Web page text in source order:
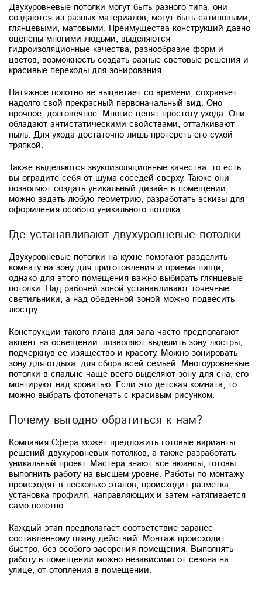
Двухуровневые потолки могут быть разного типа, они
создаются из разных материалов, могут быть сатиновыми,
глянцевыми, матовыми. Преимущества конструкций давно
оценены многими людьми, выделяются
гидроизоляционные качества, разнообразие форм и
цветов, возможность создать разные световые решения и
красивые переходы для зонирования.
Натяжное полотно не выцветает со времени, сохраняет
надолго свой прекрасный первоначальный вид. Оно
прочное, долговечное. Многие ценят простоту ухода. Они
обладают антистатическими свойствами, отталкивают
пыль. Для ухода достаточно лишь протереть его сухой
тряпкой.
Также выделяются звукоизоляционные качества, то есть
вы оградите себя от шума соседей сверху. Также они
позволяют создать уникальный дизайн в помещении,
можно задать любую геометрию, разработать эскизы для
оформления особого уникального потолка.
Где устанавливают двухуровневые потолки
Двухуровневые потолки на кухне помогают разделить
комнату на зону для приготовления и приема пищи,
однако для этого помещения важно выбирать глянцевые
потолки. Над рабочей зоной устанавливают точечные
светильники, а над обеденной зоной можно подвесить
люстру.
Конструкции такого плана для зала часто предполагают
акцент на освещении, позволяют выделить зону люстры,
подчеркнув ее изящество и красоту. Можно зонировать
зону для отдыха, для сбора всей семьей. Многоуровневые
потолки в спальне чаще всего выделяют зону для сна, его
монтируют над кроватью. Если это детская комната, то
можно выбрать фотопечать с красивым рисунком.
Почему выгодно обратиться к нам?
Компания Сфера может предложить готовые варианты
решений двухуровневых потолков, а также разработать
уникальный проект. Мастера знают все нюансы, готовы
выполнить работу на высшем уровне. Работы по монтажу
происходят в несколько этапов, происходит разметка,
установка профиля, направляющих и затем натягивается
само полотно.
Каждый этап предполагает соответствие заранее
составленному плану действий. Монтаж происходит
быстро, без особого засорения помещения. Выполнять
работу в помещении можно независимо от сезона на
улице, от отопления в помещении.